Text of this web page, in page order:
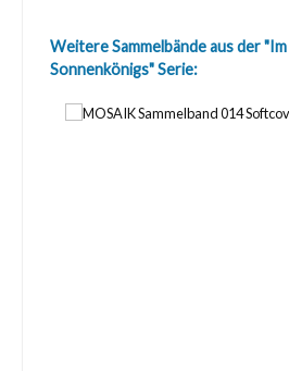
Produktgalerie überspringen
Weitere Sammelbände aus der
Sonnenkönigs" Serie: